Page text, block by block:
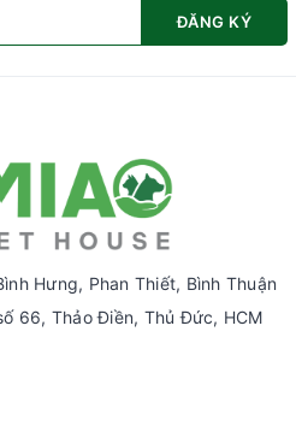
ĐĂNG KÝ
Hưng, Phan Thiết, Bình Thuận
66, Thảo Điền, Thủ Đức, HCM